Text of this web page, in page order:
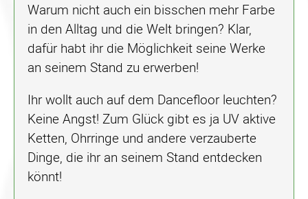
Warum nicht auch ein bisschen mehr Farbe
in den Alltag und die Welt bringen? Klar,
dafür habt ihr die Möglichkeit seine Werke
an seinem Stand zu erwerben!
Ihr wollt auch auf dem Dancefloor leuchten?
Keine Angst! Zum Glück gibt es ja UV aktive
Ketten, Ohrringe und andere verzauberte
Dinge, die ihr an seinem Stand entdecken
könnt!